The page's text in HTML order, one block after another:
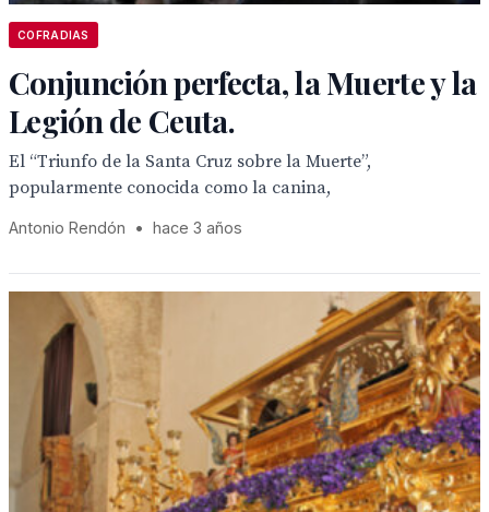
COFRADIAS
Conjunción perfecta, la Muerte y la
Legión de Ceuta.
El “Triunfo de la Santa Cruz sobre la Muerte”,
popularmente conocida como la canina,
Antonio Rendón • hace 3 años